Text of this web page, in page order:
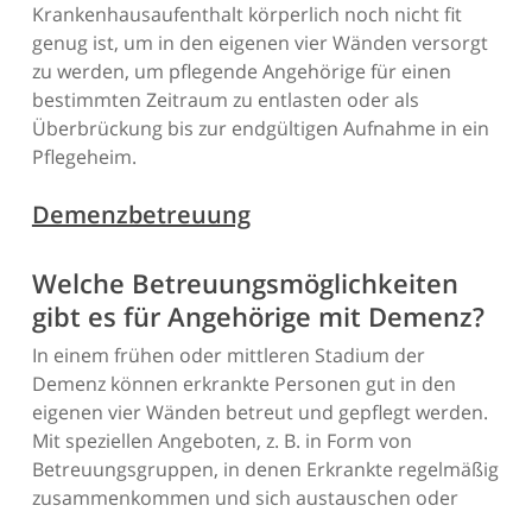
Krankenhausaufenthalt körperlich noch nicht fit
genug ist, um in den eigenen vier Wänden versorgt
zu werden, um pflegende Angehörige für einen
bestimmten Zeitraum zu entlasten oder als
Überbrückung bis zur endgültigen Aufnahme in ein
Pflegeheim.
Demenzbetreuung
Welche Betreuungsmöglichkeiten
gibt es für Angehörige mit Demenz?
In einem frühen oder mittleren Stadium der
Demenz können erkrankte Personen gut in den
eigenen vier Wänden betreut und gepflegt werden.
Mit speziellen Angeboten, z. B. in Form von
Betreuungsgruppen, in denen Erkrankte regelmäßig
zusammenkommen und sich austauschen oder